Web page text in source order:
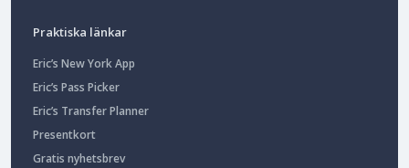
Praktiska länkar
Eric’s New York App
Eric’s Pass Picker
Eric’s Transfer Planner
Presentkort
Gratis nyhetsbrev